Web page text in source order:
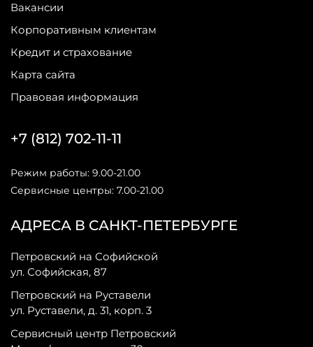
Вакансии
Корпоративным клиентам
Кредит и страхование
Карта сайта
Правовая информация
АДРЕСА В САНКТ-ПЕТЕРБУРГЕ
Петровский на Софийской
ул. Софийская, 87
Петровский на Руставели
ул. Руставели, д. 31, корп. 3
Сервисный центр Петровский
+7 (812) 702-11-11
Режим работы: 9.00-21.00
Сервисные центры: 7.00-21.00